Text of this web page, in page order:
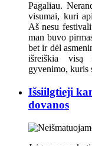
Pagaliau.
visumai, kuri
Aš nesu
man buvo
bet ir dėl
išreiškia visą
gyvenimo, kuris
Išsiilgtieji
dovanos